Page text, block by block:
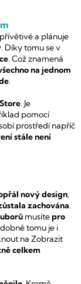
a plánuje
. Díky tomu se v
. Což znamená
na jednom
.
. Je
pomocí
prostředí napříč
stále není
nový design,
zachována.
musítepro
tomu je i
na Zobrazit
celkem